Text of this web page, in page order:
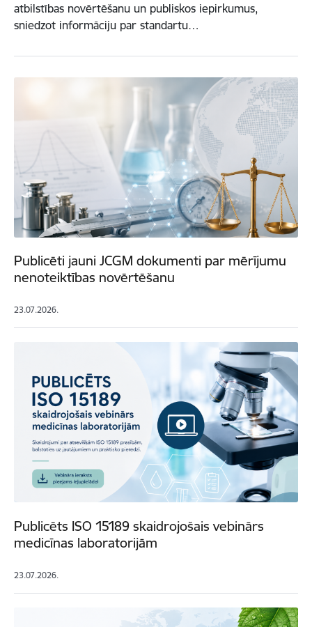
atbilstības novērtēšanu un publiskos iepirkumus,
sniedzot informāciju par standartu…
Publicēti jauni JCGM dokumenti par mērījumu
nenoteiktības novērtēšanu
23.07.2026.
Publicēts ISO 15189 skaidrojošais vebinārs
medicīnas laboratorijām
23.07.2026.